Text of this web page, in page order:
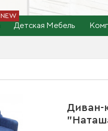
Детская Мебель
Диван-